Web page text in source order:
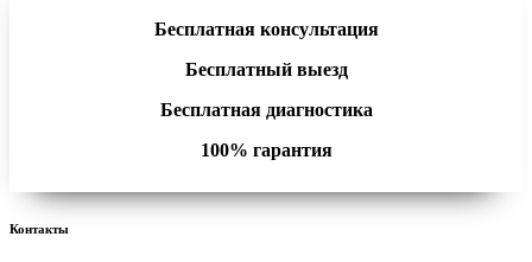
Бесплатная консультация
Бесплатный выезд
Бесплатная диагностика
100% гарантия
Контакты